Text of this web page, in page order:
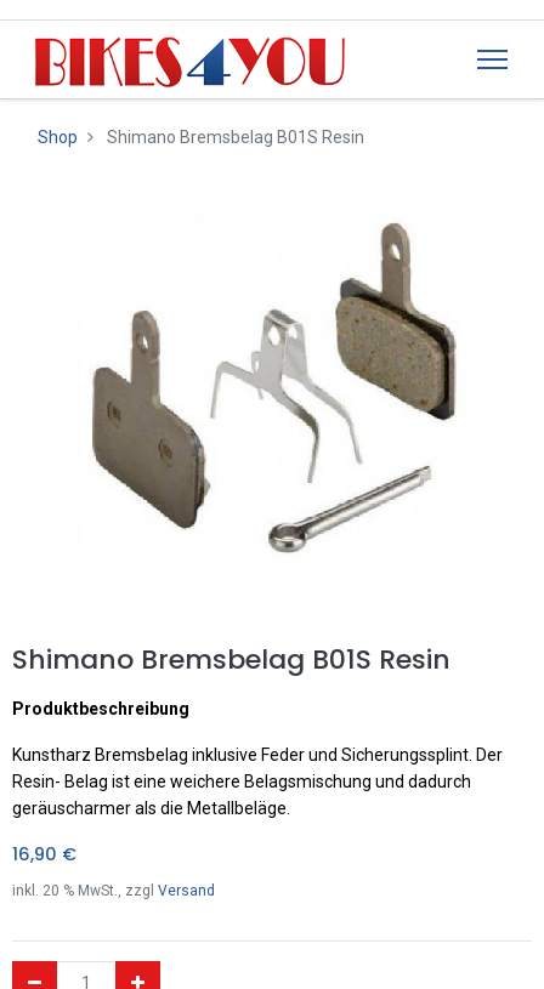
Shop Shimano Bremsbelag B01S Resin
Shimano Bremsbelag B01S Resin
Produktbeschreibung
Kunstharz Bremsbelag inklusive Feder und Sicherungssplint. Der
Resin- Belag ist eine weichere Belagsmischung und dadurch
geräuscharmer als die Metallbeläge.
16,90 €
inkl. 20 % MwSt., zzgl Versand